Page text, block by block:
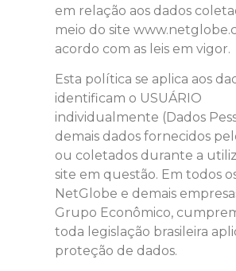
em relação aos dados
meio do site
acordo com as leis em vigor.
Esta política se aplica aos
identificam o USUÁRIO
individualmente (Dados
demais dados fornecidos
ou coletados durante a
site em questão. Em todos
NetGlobe e demais
Grupo Econômico,
toda legislação brasileira
proteção de dados.